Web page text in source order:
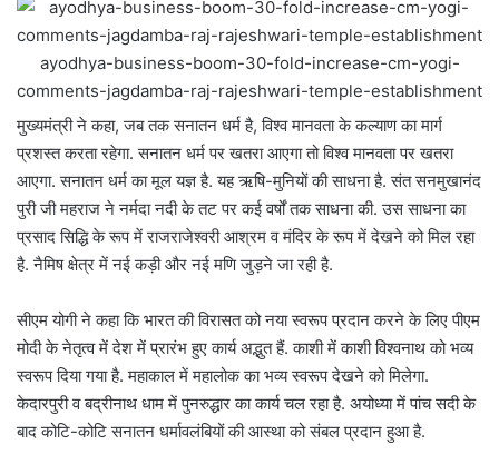
ayodhya-business-boom-30-fold-increase-cm-yogi-
comments-jagdamba-raj-rajeshwari-temple-establishment
मुख्यमंत्री ने कहा, जब तक सनातन धर्म है, विश्व मानवता के कल्याण का मार्ग
प्रशस्त करता रहेगा. सनातन धर्म पर खतरा आएगा तो विश्व मानवता पर खतरा
आएगा. सनातन धर्म का मूल यज्ञ है. यह ऋषि-मुनियों की साधना है. संत सनमुखानंद
पुरी जी महराज ने नर्मदा नदी के तट पर कई वर्षों तक साधना की. उस साधना का
प्रसाद सिद्धि के रूप में राजराजेश्वरी आश्रम व मंदिर के रूप में देखने को मिल रहा
है. नैमिष क्षेत्र में नई कड़ी और नई मणि जुड़ने जा रही है.
सीएम योगी ने कहा कि भारत की विरासत को नया स्वरूप प्रदान करने के लिए पीएम
मोदी के नेतृत्व में देश में प्रारंभ हुए कार्य अद्भुत हैं. काशी में काशी विश्वनाथ को भव्य
स्वरूप दिया गया है. महाकाल में महालोक का भव्य स्वरूप देखने को मिलेगा.
केदारपुरी व बद्रीनाथ धाम में पुनरुद्धार का कार्य चल रहा है. अयोध्या में पांच सदी के
बाद कोटि-कोटि सनातन धर्मावलंबियों की आस्था को संबल प्रदान हुआ है.